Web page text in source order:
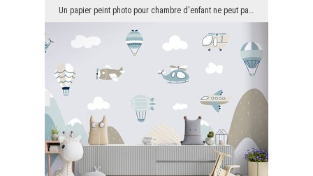
Un papier peint photo pour chambre d'enfant ne peut pas seulement être joli. Autrement dit, il do...